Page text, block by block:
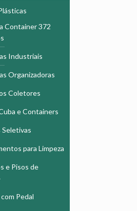
Container 372
Industriais
Organizadoras
Coletores
e Containers
para Limpeza
e Pisos de
Pedal